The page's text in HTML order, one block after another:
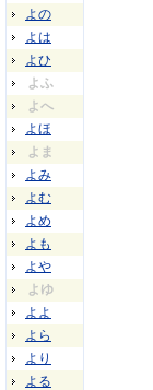
よの
よは
よひ
よふ
よへ
よほ
よま
よみ
よむ
よめ
よも
よや
よゆ
よよ
よら
より
よる